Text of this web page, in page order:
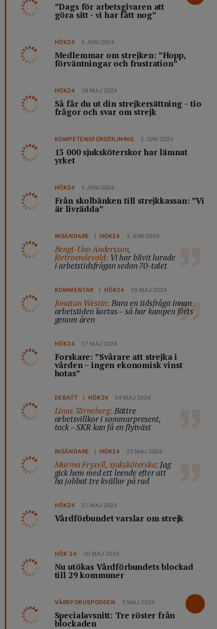
”Dags för arbetsgivaren att
göra sitt - vi har fått nog”
HÖK24 4 JUNI 2024
Medlemmar om strejken: ”Hopp,
förväntningar och frustration”
HÖK24 28 MAJ 2024
Så får du ut din strejkersättning – tio
frågor och svar om strejk
KOMPETENSFÖRSÖRJNING 3 JUNI 2024
13 000 sjuksköterskor har lämnat
yrket
HÖK24 3 JUNI 2024
Från skolbänken till strejkkassan: ”Vi
är livrädda”
INSÄNDARE | HÖK24 3 JUNI 2024
Bengt-Uno Andersson,
förtroendevald: Vi har blivit lurade
i arbetstidsfrågan sedan 70-talet
KOMMENTAR | HÖK24 29 MAJ 2024
Jonatan Westin:Bara en tidsfråga innan
arbetstiden kortas – så har kampen förts
genom åren
HÖK24 27 MAJ 2024
Forskare: ”Svårare att strejka i
vården – ingen ekonomisk vinst
hotas”
DEBATT | HÖK24 24 MAJ 2024
Linus Törneberg:Bättre
arbetsvillkor i sommarpresent,
tack – SKR kan få en flytväst
INSÄNDARE | HÖK24 22 MAJ 2024
Marina Fryxell, sjuksköterska:Jag
gick hem med ett leende efter att
ha jobbat tre kvällar på rad
HÖK24 21 MAJ 2024
Vårdförbundet varslar om strejk
HÖK 24 20 MAJ 2024
Nu utökas Vårdförbundets blockad
till 29 kommuner
VÅRDFOKUSPODDEN 3 MAJ 2024
Specialavsnitt: Tre röster från
blockaden